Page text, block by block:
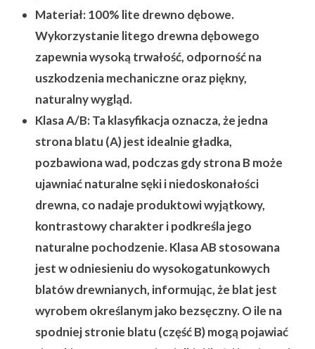
Materiał:100% lite drewno dębowe.
Wykorzystanie litego drewna dębowego
zapewnia wysoką trwałość, odporność na
uszkodzenia mechaniczne oraz piękny,
naturalny wygląd.
Klasa A/B:Ta klasyfikacja oznacza, że jedna
strona blatu (A) jest idealnie gładka,
pozbawiona wad, podczas gdy strona B może
ujawniać naturalne sęki i niedoskonałości
drewna, co nadaje produktowi wyjątkowy,
kontrastowy charakter i podkreśla jego
naturalne pochodzenie. Klasa AB stosowana
jest w odniesieniu do wysokogatunkowych
blatów drewnianych, informując, że blat jest
wyrobem określanym jako bezsęczny. O ile na
spodniej stronie blatu (część B) mogą pojawiać